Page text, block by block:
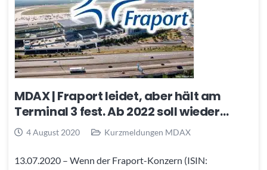
MDAX | Fraport leidet, aber hält am
Terminal 3 fest. Ab 2022 soll wieder…
4 August 2020 Kurzmeldungen MDAX
13.07.2020 – Wenn der Fraport-Konzern (ISIN: